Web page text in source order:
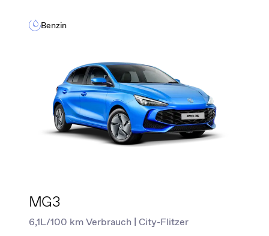
Benzin
MG3
6,1L/100 km Verbrauch | City-Flitzer